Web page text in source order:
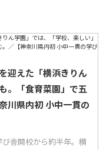
迎えた「横浜きりん
。「食育菜園」で五
川県内初 小中一貫の
び舎開校から約半年。横